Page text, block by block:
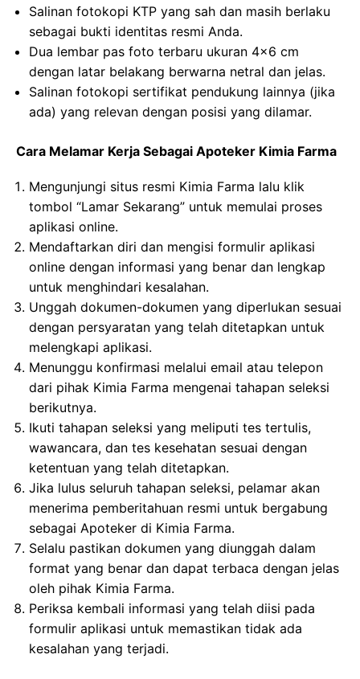
Salinan fotokopi KTP yang sah dan masih berlaku
sebagai bukti identitas resmi Anda.
Dua lembar pas foto terbaru ukuran 4×6 cm
dengan latar belakang berwarna netral dan jelas.
Salinan fotokopi sertifikat pendukung lainnya (jika
ada) yang relevan dengan posisi yang dilamar.
Cara Melamar Kerja Sebagai Apoteker Kimia Farma
Mengunjungi situs resmi Kimia Farma lalu klik
tombol “Lamar Sekarang” untuk memulai proses
aplikasi online.
Mendaftarkan diri dan mengisi formulir aplikasi
online dengan informasi yang benar dan lengkap
untuk menghindari kesalahan.
Unggah dokumen-dokumen yang diperlukan sesuai
dengan persyaratan yang telah ditetapkan untuk
melengkapi aplikasi.
Menunggu konfirmasi melalui email atau telepon
dari pihak Kimia Farma mengenai tahapan seleksi
berikutnya.
Ikuti tahapan seleksi yang meliputi tes tertulis,
wawancara, dan tes kesehatan sesuai dengan
ketentuan yang telah ditetapkan.
Jika lulus seluruh tahapan seleksi, pelamar akan
menerima pemberitahuan resmi untuk bergabung
sebagai Apoteker di Kimia Farma.
Selalu pastikan dokumen yang diunggah dalam
format yang benar dan dapat terbaca dengan jelas
oleh pihak Kimia Farma.
Periksa kembali informasi yang telah diisi pada
formulir aplikasi untuk memastikan tidak ada
kesalahan yang terjadi.